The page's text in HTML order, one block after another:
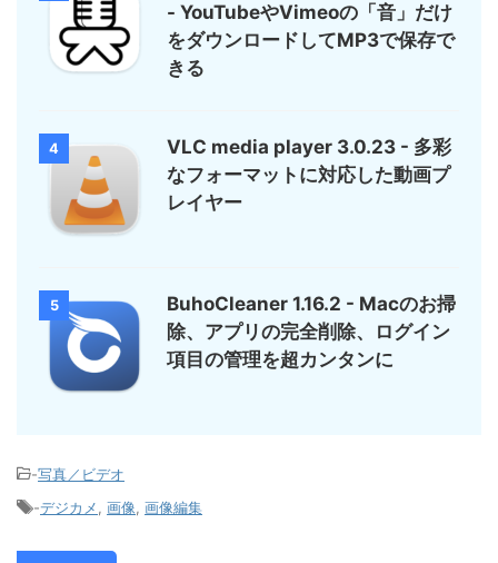
- YouTubeやVimeoの「音」だけ
をダウンロードしてMP3で保存で
きる
4
VLC media player 3.0.23 - 多彩
なフォーマットに対応した動画プ
レイヤー
5
BuhoCleaner 1.16.2 - Macのお掃
除、アプリの完全削除、ログイン
項目の管理を超カンタンに
-写真／ビデオ
-デジカメ 画像 画像編集